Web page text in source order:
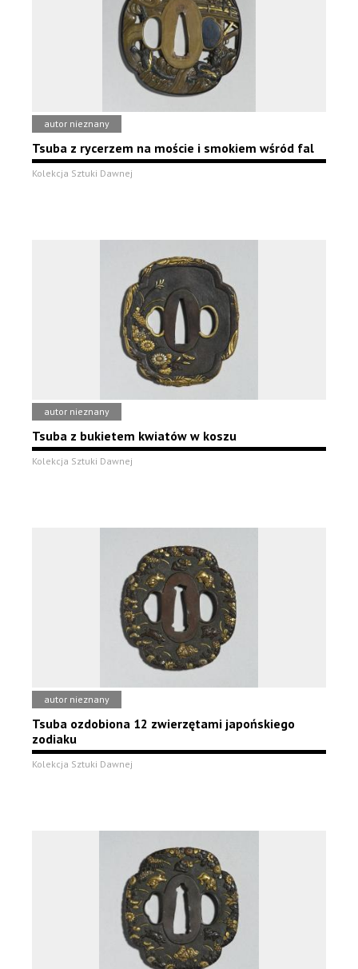
autor nieznany
Tsuba z rycerzem na moście i smokiem wśród fal
Kolekcja Sztuki Dawnej
autor nieznany
Tsuba z bukietem kwiatów w koszu
Kolekcja Sztuki Dawnej
autor nieznany
Tsuba ozdobiona 12 zwierzętami japońskiego
zodiaku
Kolekcja Sztuki Dawnej